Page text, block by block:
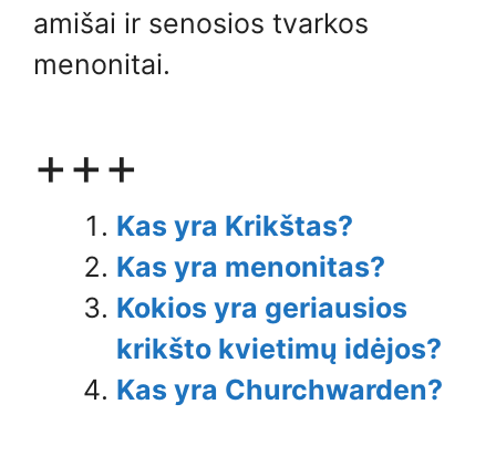
amišai ir senosios tvarkos
menonitai.
+++
Kas yra Krikštas?
Kas yra menonitas?
Kokios yra geriausios
krikšto kvietimų idėjos?
Kas yra Churchwarden?